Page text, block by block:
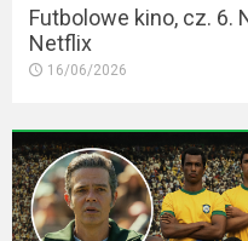
Futbolowe kino, cz. 6.
Netflix
16/06/2026